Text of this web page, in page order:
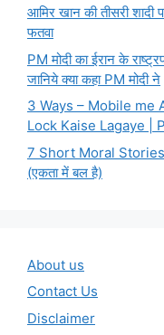
आमिर खान की तीसरी शादी
फतवा
PM मोदी का ईरान के
जानिये क्या कहा PM मोदी ने
3 Ways – Mobile me
Lock Kaise Lagaye |
7 Short Moral
(एकता में बल है)
About us
Contact Us
Disclaimer